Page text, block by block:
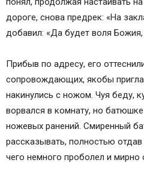
дороге, снова предрек: «На
добавил: «Да будет воля Божия,
Прибыв по адресу, его
сопровождающих, якобы
накинулись с ножом. Чуя беду,
ворвался в комнату, но
ножевых ранений. Смиренный
рассказывать, полностью
чего немного проболел и мирно